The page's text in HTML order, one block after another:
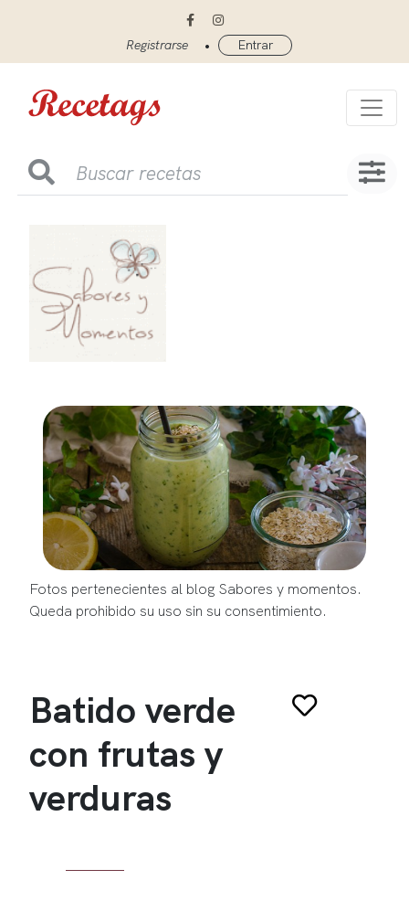
Registrarse • Entrar
Fotos pertenecientes al blog Sabores y momentos.
Queda prohibido su uso sin su consentimiento.
Batido verde
con frutas y
verduras